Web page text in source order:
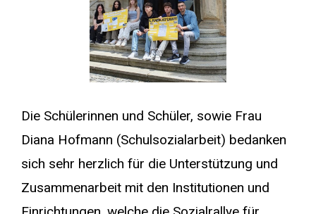
Die Schülerinnen und Schüler, sowie Frau
Diana Hofmann (Schulsozialarbeit) bedanken
sich sehr herzlich für die Unterstützung und
Zusammenarbeit mit den Institutionen und